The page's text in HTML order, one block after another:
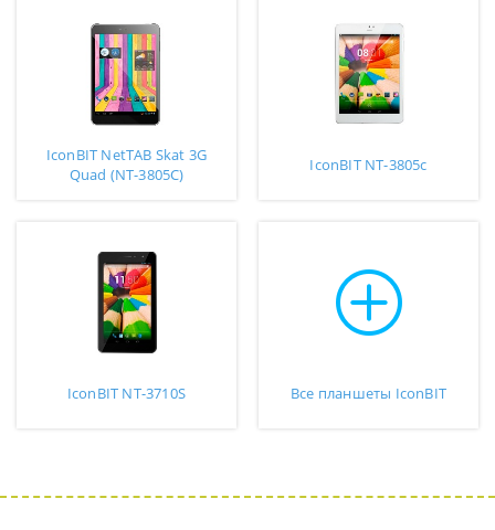
IconBIT NetTAB Skat 3G
Quad (NT-3805C)
IconBIT NT-3805c
IconBIT NT-3710S Все планшеты IconBIT